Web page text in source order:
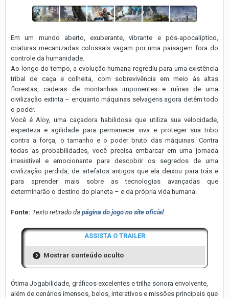
Em um mundo aberto, exuberante, vibrante e pós-apocalíptico,
criaturas mecanizadas colossais vagam por uma paisagem fora do
controle da humanidade.
Ao longo do tempo, a evolução humana regrediu para uma existência
tribal de caça e colheita, com sobrevivência em meio às altas
florestas, cadeias de montanhas imponentes e ruínas de uma
civilização extinta – enquanto máquinas selvagens agora detêm todo
o poder.
Você é Aloy, uma caçadora habilidosa que utiliza sua velocidade,
esperteza e agilidade para permanecer viva e proteger sua tribo
contra a força, o tamanho e o poder bruto das máquinas. Contra
todas as probabilidades, você precisa embarcar em uma jornada
irresistível e emocionante para descobrir os segredos de uma
civilização perdida, de artefatos antigos que ela deixou para trás e
para aprender mais sobre as tecnologias avançadas que
determinarão o destino do planeta – e da própria vida humana.
Fonte: Texto retirado da página do jogo no site oficial.
ASSISTA O TRAILER
Mostrar conteúdo oculto
Ótima Jogabilidade, gráficos excelentes e trilha sonora envolvente,
além de cenários imensos, belos, interativos e missões principais que